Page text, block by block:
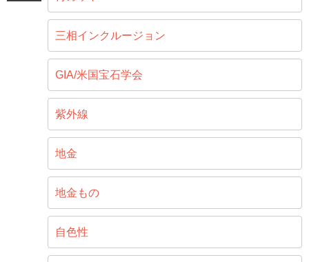
三相インクルージョン
GIA/米国宝石学会
紫外線
地金
地金もの
自色性